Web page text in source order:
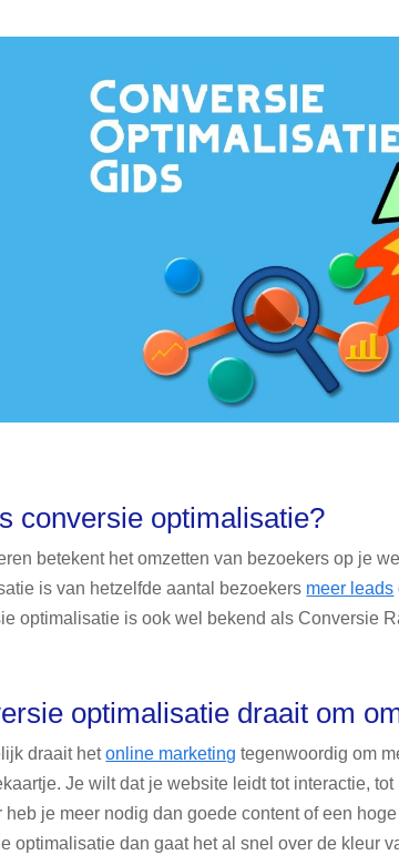
conversie optimalisatie?
betekent het omzetten van bezoekers op je
is van hetzelfde aantal bezoekers meer leads
optimalisatie is ook wel bekend als Conversie
optimalisatie draait om
draait hetonline marketing tegenwoordig om
Je wilt dat je website leidt tot interactie,
heb je meer nodig dan goede content of een
optimalisatie dan gaat het al snel over de kleur